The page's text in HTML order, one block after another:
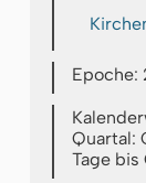
Epoche:
Quartal:
Tage bis